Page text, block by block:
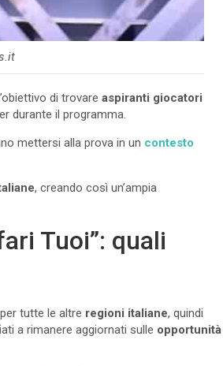
di trovare aspiranti giocatori
durante il programma.
mettersi alla prova in un contesto
, creando così un’ampia
Tuoi”: quali
per tutte le altre regioni italiane, quindi
a rimanere aggiornati sulle opportunità